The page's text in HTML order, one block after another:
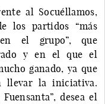
al Socuéllamos,
los partidos “más
el grupo”, que
y en el que el
ganado, ya que
llevar la iniciativa.
desea el